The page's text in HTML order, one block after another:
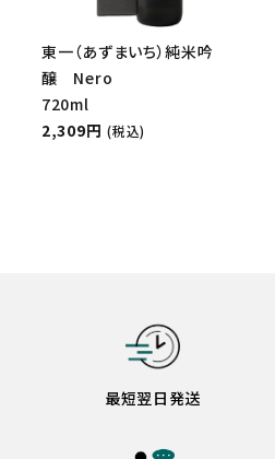
東一（あずまいち）純米吟
醸 Nero
720ml
2,309円 (税込)
最短翌日発送